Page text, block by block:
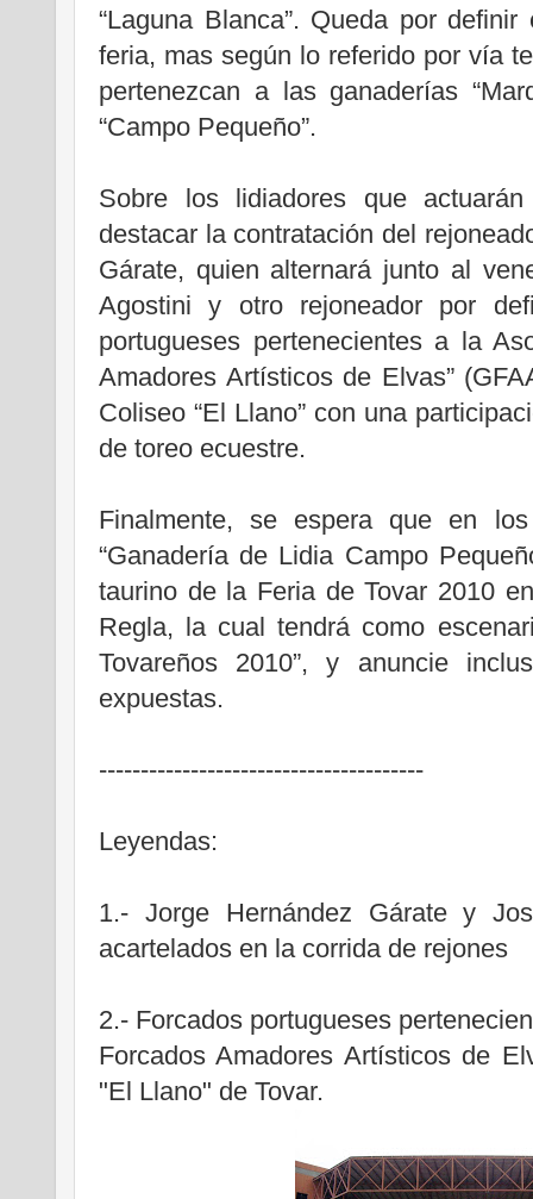
“Laguna Blanca”. Queda por
feria, mas según lo referido por vía
pertenezcan a las ganaderías
“Campo Pequeño”.
Sobre los lidiadores que
destacar la contratación del
Gárate, quien alternará junto al
Agostini y otro rejoneador por
portugueses pertenecientes a la
Amadores Artísticos de Elvas”
Coliseo “El Llano” con una
de toreo ecuestre.
Finalmente, se espera que en
“Ganadería de Lidia Campo
taurino de la Feria de Tovar 2010
Regla, la cual tendrá como
Tovareños 2010”, y anuncie
expuestas.
---------------------------------------
Leyendas:
1.- Jorge Hernández Gárate y
acartelados en la corrida de rejones
2.- Forcados portugueses
Forcados Amadores Artísticos de
"El Llano" de Tovar.